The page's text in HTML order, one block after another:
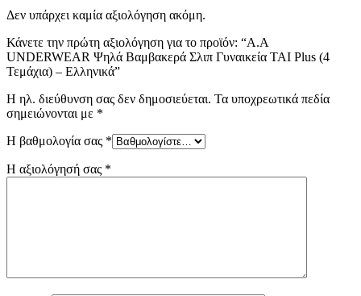
Δεν υπάρχει καμία αξιολόγηση ακόμη.
Κάνετε την πρώτη αξιολόγηση για το προϊόν: “A.A
UNDERWEAR Ψηλά Βαμβακερά Σλιπ Γυναικεία TAI Plus (4
Τεμάχια) – Ελληνικά”
Η ηλ. διεύθυνση σας δεν δημοσιεύεται. Τα υποχρεωτικά πεδία
σημειώνονται με *
Η βαθμολογία σας *
Η αξιολόγησή σας *